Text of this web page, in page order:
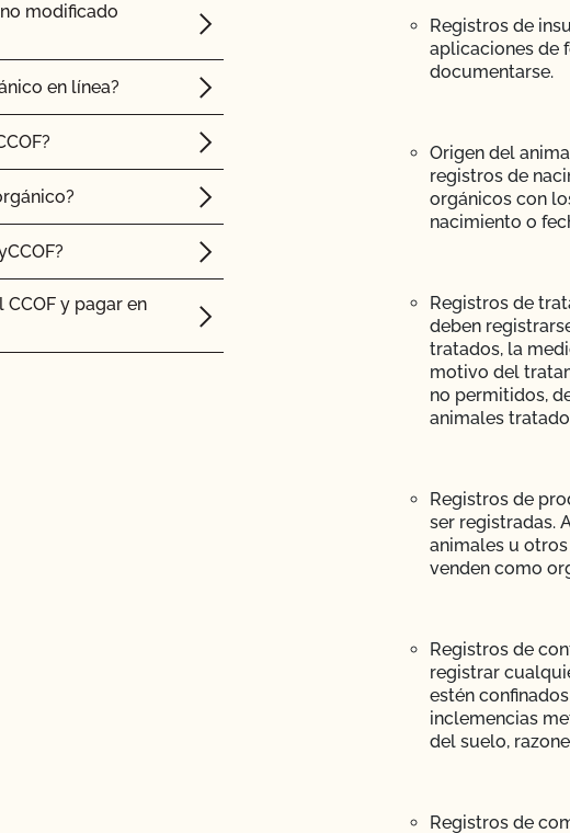
modificado
en línea?
y pagar en
Registros de
aplicaciones de
documentarse.
Origen del
registros de
orgánicos con
nacimiento o
Registros de
deben
tratados, la
motivo del
no permitidos,
animales
Registros de
ser registradas.
animales u
venden como
Registros de
registrar
estén
inclemencias
del suelo,
Registros de
que someterme a
certificado, ¿obtengo
de mi granja
¿Hay algún